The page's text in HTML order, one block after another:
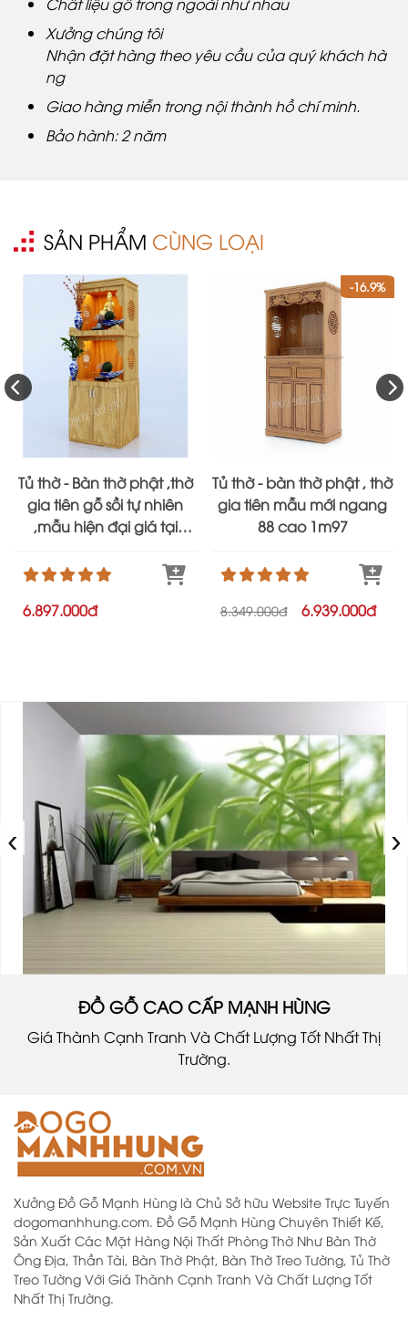
Xưởng chúng tôi
Nhận đặt hàng theo yêu cầu của quý khách hà
ng
Giao hàng miễn trong nội thành hồ chí minh.
Bảo hành: 2 năm
SẢN PHẨM CÙNG LOẠI
Tủ thờ - Bàn thờ phật ,thờ
gia tiên gỗ sồi tự nhiên
,mẫu hiện đại giá tại
6.897.000đ
-16.9%
Tủ thờ - bàn thờ phật , thờ
gia tiên mẫu mới ngang
88 cao 1m97
8.349.000đ 6.939.000đ
‹ ›
ĐỒ GỖ CAO CẤP MẠNH HÙNG
Giá Thành Cạnh Tranh Và Chất Lượng Tốt Nhất Thị
Trường.
Xưởng Đồ Gỗ Mạnh Hùng là Chủ Sở hữu Website Trực Tuyến
dogomanhhung.com. Đồ Gỗ Mạnh Hùng Chuyên Thiết Kế,
Sản Xuất Các Mặt Hàng Nội Thất Phòng Thờ Như Bàn Thờ
Ông Địa, Thần Tài, Bàn Thờ Phật, Bàn Thờ Treo Tường, Tủ Thờ
Treo Tường Với Giá Thành Cạnh Tranh Và Chất Lượng Tốt
Nhất Thị Trường.